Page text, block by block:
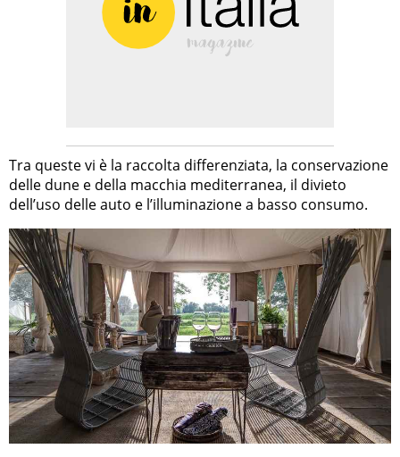
Tra queste vi è la raccolta differenziata, la conservazione
delle dune e della macchia mediterranea, il divieto
dell’uso delle auto e l’illuminazione a basso consumo.